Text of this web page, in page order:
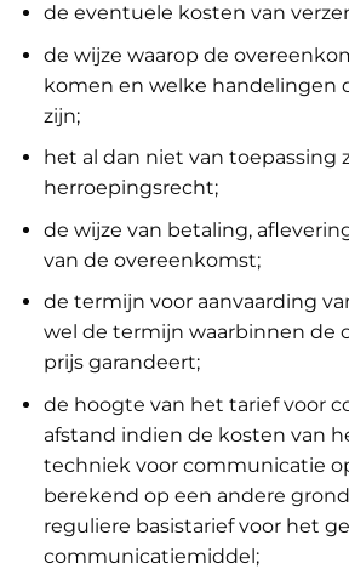
de eventuele kosten van
de wijze waarop de
komen en welke handelingen
zijn;
het al dan niet van toepassing
herroepingsrecht;
de wijze van betaling,
van de overeenkomst;
de termijn voor aanvaarding
wel de termijn waarbinnen de
prijs garandeert;
de hoogte van het tarief voor
afstand indien de kosten van
techniek voor communicatie
berekend op een andere
reguliere basistarief voor het
communicatiemiddel;